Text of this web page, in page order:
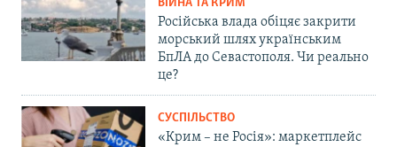
ВІЙНА ТА КРИМ
Російська влада обіцяє закрити
морський шлях українським
БпЛА до Севастополя. Чи реально
це?
СУСПІЛЬСТВО
«Крим – не Росія»: маркетплейс